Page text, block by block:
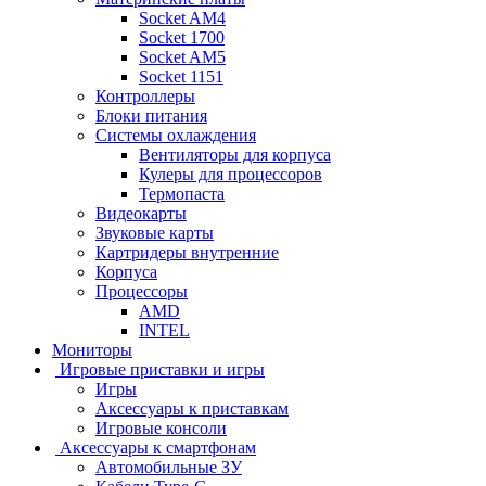
Socket AM4
Socket 1700
Socket AM5
Socket 1151
Контроллеры
Блоки питания
Системы охлаждения
Вентиляторы для корпуса
Кулеры для процессоров
Термопаста
Видеокарты
Звуковые карты
Картридеры внутренние
Корпуса
Процессоры
AMD
INTEL
Мониторы
Игровые приставки и игры
Игры
Аксессуары к приставкам
Игровые консоли
Аксессуары к смартфонам
Автомобильные ЗУ